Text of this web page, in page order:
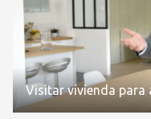
Visitar vivienda para